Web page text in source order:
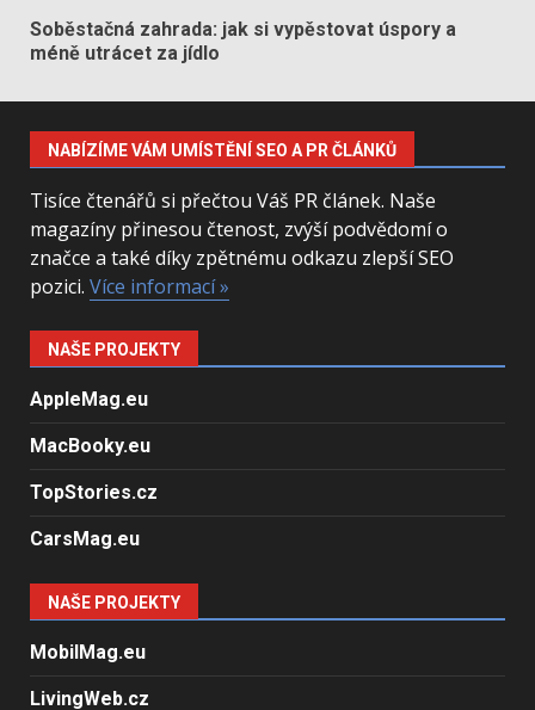
Soběstačná zahrada: jak si vypěstovat úspory a
méně utrácet za jídlo
NABÍZÍME VÁM UMÍSTĚNÍ SEO A PR ČLÁNKŮ
Tisíce čtenářů si přečtou Váš PR článek. Naše
magazíny přinesou čtenost, zvýší podvědomí o
značce a také díky zpětnému odkazu zlepší SEO
pozici. Více informací »
NAŠE PROJEKTY
AppleMag.eu
MacBooky.eu
TopStories.cz
CarsMag.eu
NAŠE PROJEKTY
MobilMag.eu
LivingWeb.cz